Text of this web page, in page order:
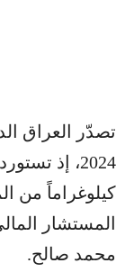
تصدّر العراق
كيلوغراماً من
المستشار
محمد صالح.